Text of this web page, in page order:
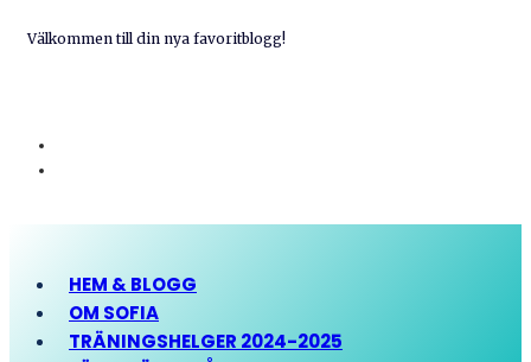
Välkommen till din nya favoritblogg!
HEM & BLOGG
OM SOFIA
TRÄNINGSHELGER 2024-2025